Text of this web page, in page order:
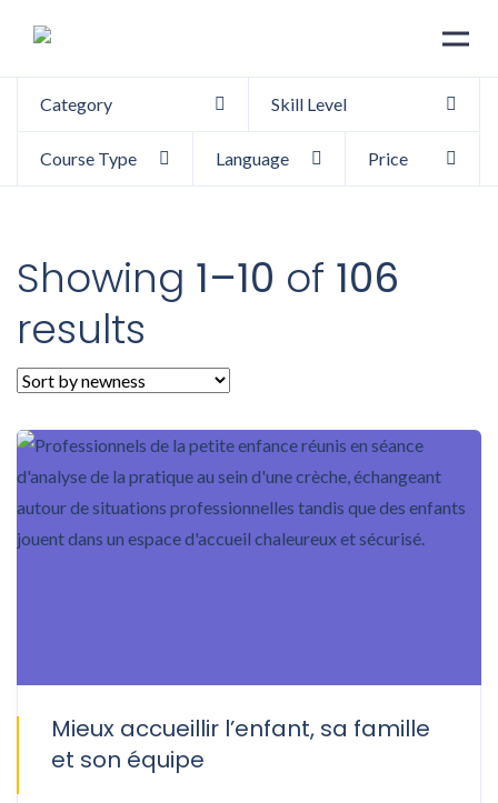
Category Skill Level
Course Type Language Price
Showing 1–10 of 106
results
Mieux accueillir l’enfant, sa famille
et son équipe